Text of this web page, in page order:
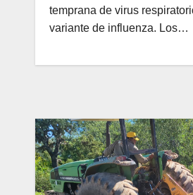
temprana de virus
variante de influenza. Los…